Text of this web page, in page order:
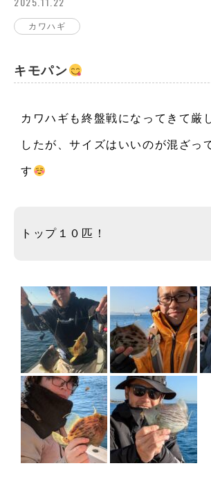
お知らせ
イベント
カワハギ
キモパン
カワハギも終盤戦になってきて厳
したが、サイズはいいのが混ざっ
す
トップ１０匹！